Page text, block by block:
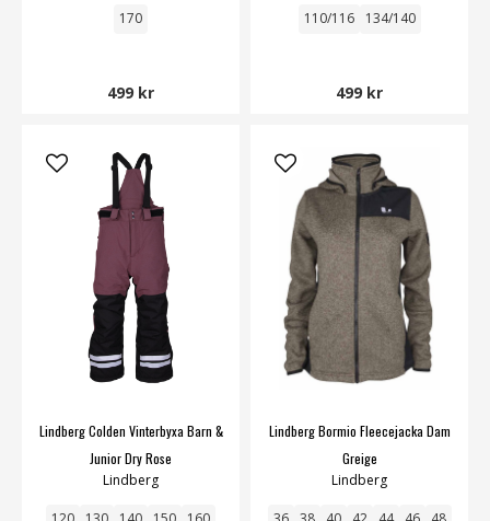
170
499 kr
110/116 134/140
499 kr
Lindberg Colden Vinterbyxa Barn &
Junior Dry Rose
Lindberg
Lindberg Bormio Fleecejacka Dam
Greige
Lindberg